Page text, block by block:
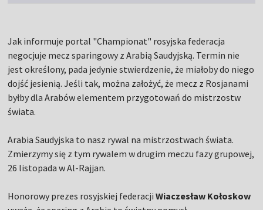
Jak informuje portal "Championat" rosyjska federacja
negocjuje mecz sparingowy z Arabią Saudyjską. Termin nie
jest określony, pada jedynie stwierdzenie, że miałoby do niego
dojść jesienią. Jeśli tak, można założyć, że mecz z Rosjanami
byłby dla Arabów elementem przygotowań do mistrzostw
świata.
Arabia Saudyjska to nasz rywal na mistrzostwach świata.
Zmierzymy się z tym rywalem w drugim meczu fazy grupowej,
26 listopada w Al-Rajjan.
Honorowy prezes rosyjskiej federacjiWiaczesław Kołoskow